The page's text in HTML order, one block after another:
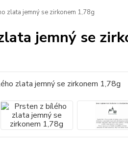
zlata jemný se zirkonem 1,78g
jemný se